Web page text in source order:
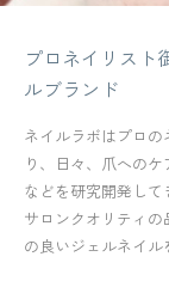
プロネイリスト
ルブランド
ネイルラボはプロ
り、日々、爪への
などを研究開発して
サロンクオリティ
の良いジェルネイル